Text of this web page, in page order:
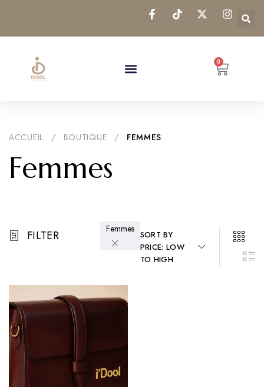
0
ACCUEIL / BOUTIQUE / FEMMES
Femmes
FILTER Femmes SORT BY
PRICE: LOW
TO HIGH